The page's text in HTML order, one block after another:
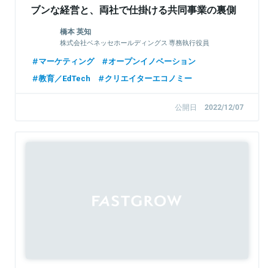
ブンな経営と、両社で仕掛ける共同事業の裏側
橋本 英知
株式会社ベネッセホールディングス 専務執行役員
マーケティング
オープンイノベーション
教育／EdTech
クリエイターエコノミー
公開日 2022/12/07